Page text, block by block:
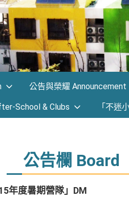
公告與榮耀 Announcement
School & Clubs 「不迷
公告欄 Board
年度暑期營隊」DM